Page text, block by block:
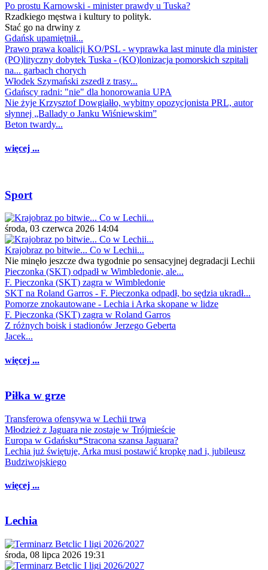
Po prostu Karnowski - minister prawdy u Tuska?
Rzadkiego męstwa i kultury to polityk.
Stać go na drwiny z
Gdańsk upamiętnił...
Prawo prawa koalicji KO/PSL - wyprawka last minute dla minister
(PO)lityczny dobytek Tuska - (KO)lonizacja pomorskich szpitali
na... garbach chorych
Włodek Szymański zszedł z trasy...
Gdańscy radni: "nie" dla honorowania UPA
Nie żyje Krzysztof Dowgiałło, wybitny opozycjonista PRL, autor
słynnej „Ballady o Janku Wiśniewskim”
Beton twardy...
więcej ...
Sport
środa, 03 czerwca 2026 14:04
Krajobraz po bitwie... Co w Lechii...
Nie minęło jeszcze dwa tygodnie po sensacyjnej degradacji Lechii
Pieczonka (SKT) odpadł w Wimbledonie, ale...
F. Pieczonka (SKT) zagra w Wimbledonie
SKT na Roland Garros - F. Pieczonka odpadł, bo sędzia ukradł...
Pomorze znokautowane - Lechia i Arka skopane w lidze
F. Pieczonka (SKT) zagra w Roland Garros
Z różnych boisk i stadionów Jerzego Geberta
Jacek...
więcej ...
Piłka w grze
Transferowa ofensywa w Lechii trwa
Młodzież z Jaguara nie zostaje w Trójmieście
Europa w Gdańsku*Stracona szansa Jaguara?
Lechia już świętuje, Arka musi postawić kropkę nad i, jubileusz
Budziwojskiego
więcej ...
Lechia
środa, 08 lipca 2026 19:31